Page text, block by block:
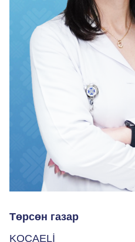
Төрсөн газар
KOCAELİ